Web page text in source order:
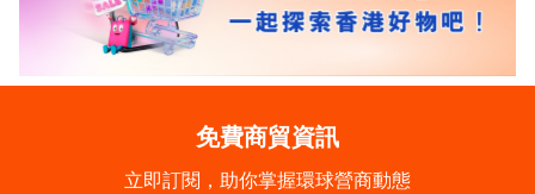
免費商貿資訊
立即訂閱，助你掌握環球營商動態